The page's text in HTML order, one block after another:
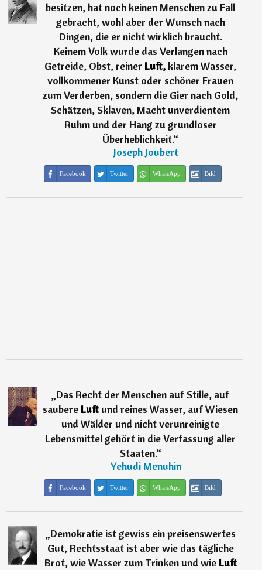
besitzen, hat noch keinen Menschen zu Fall
gebracht, wohl aber der Wunsch nach
Dingen, die er nicht wirklich braucht.
Keinem Volk wurde das Verlangen nach
Getreide, Obst, reiner Luft, klarem Wasser,
vollkommener Kunst oder schöner Frauen
zum Verderben, sondern die Gier nach Gold,
Schätzen, Sklaven, Macht unverdientem
Ruhm und der Hang zu grundloser
Überheblichkeit.“
―Joseph Joubert
Facebook Twitter WhatsApp Bild
„Das Recht der Menschen auf Stille, auf
saubere Luftund reines Wasser, auf Wiesen
und Wälder und nicht verunreinigte
Lebensmittel gehört in die Verfassung aller
Staaten.“
―Yehudi Menuhin
Facebook Twitter WhatsApp Bild
„Demokratie ist gewiss ein preisenswertes
Gut, Rechtsstaat ist aber wie das tägliche
Brot, wie Wasser zum Trinken und wieLuft